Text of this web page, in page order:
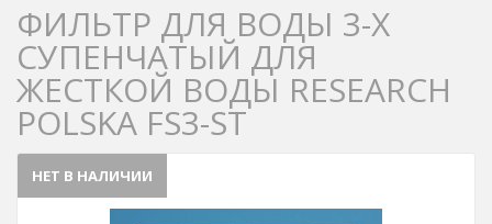
ФИЛЬТР ДЛЯ ВОДЫ 3-X
СУПЕНЧАТЫЙ ДЛЯ
ЖЕСТКОЙ ВОДЫ RESEARCH
POLSKA FS3-ST
НЕТ В НАЛИЧИИ